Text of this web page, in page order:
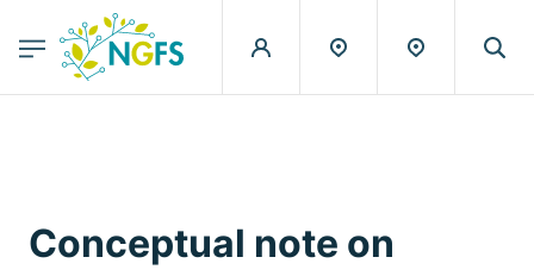
NGFS - Menu Principal
Conceptual note on